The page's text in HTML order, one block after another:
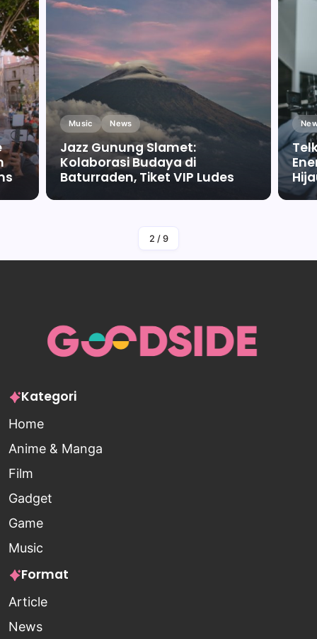
Music News
Jazz Gunung Slamet:
Kolaborasi Budaya di
Baturraden, Tiket VIP Ludes
By Falah Malaika Az Zahra
2 / 9
Kategori
Home
Anime & Manga
Film
Gadget
Game
Music
Format
Article
News